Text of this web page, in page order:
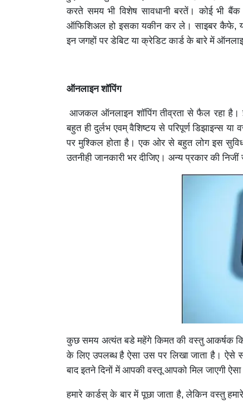
करते समय भी विशेष सावधानी बरतें। कोई भी बैंक
ऑफिशिअल हो इसका यकीन कर ले। साइबर कैफे, या
इन जगहों पर डेबिट या क्रेडिट कार्ड के बारे में
ऑनलाइन शॉपिंग
आजकल ऑनलाइन शॉपिंग तीव्रता से फैल रहा है।
बहुत ही दुर्लभ एवम् वैशिष्टय से परिपूर्ण डिझाइन्स
पर मुश्किल होता है। एक ओर से बहुत लोग इस
उतनीही जानकारी भर दीजिए। अन्य प्रकार की
कुछ समय अत्यंत बडे महेंगे किमत की वस्तु आकर्षक
के लिए उपलब्ध है ऐसा उस पर लिखा जाता है। ऐसे
बाद इतने दिनों में आपकी वस्तू आपको मिल जाएगी ऐसा
हमारे कार्डस् के बार में पूछा जाता है, लेकिन वस्तु